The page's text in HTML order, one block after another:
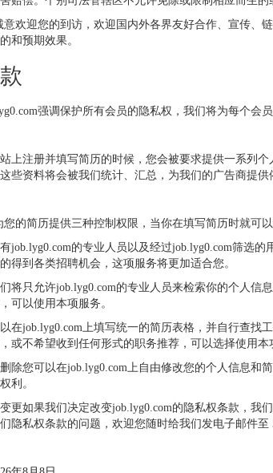
意欢迎您的到访，欢迎国内外各界友好合作、宣传、
和预期效果。
强调保护所有会员的隐私权，我们将为每个会
上注册并填写简历的时候，您会被要求提供一系列
这些资料将会被我们统计、汇总，为我们的广告商提供
您的简历提供三种控制权限，当你在填写简历时就可
job.lyg0.com的专业人员以及经过job.lyg0.com筛选
得到各类招聘机会，这项服务将更加适合您。
将只允许job.lyg0.com的专业人员来检索你的个人
可以使用本项服务。
在job.lyg0.com上填写统一的简历表格，并自行查找
或不希望收到任何形式的职务推荐，可以选择使用
除您可以在job.lyg0.com上自由修改您的个人信息和
利。
更如果我们决定改变job.lyg0.com的隐私权条款，
隐私权条款的问题，欢迎您随时给我们发电子邮件至